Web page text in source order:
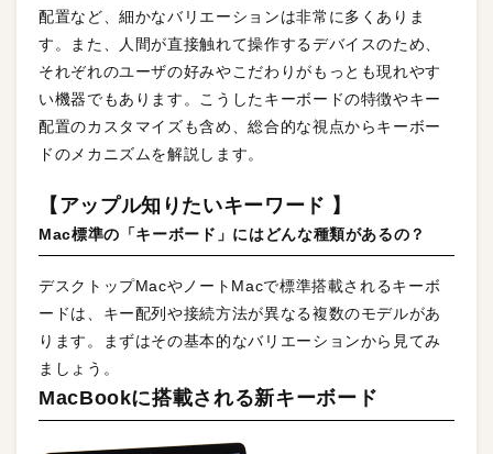
配置など、細かなバリエーションは非常に多くありま
す。また、人間が直接触れて操作するデバイスのため、
それぞれのユーザの好みやこだわりがもっとも現れやす
い機器でもあります。こうしたキーボードの特徴やキー
配置のカスタマイズも含め、総合的な視点からキーボー
ドのメカニズムを解説します。
【アップル知りたいキーワード 】
Mac標準の「キーボード」にはどんな種類があるの？
デスクトップMacやノートMacで標準搭載されるキーボ
ードは、キー配列や接続方法が異なる複数のモデルがあ
ります。まずはその基本的なバリエーションから見てみ
ましょう。
MacBookに搭載される新キーボード